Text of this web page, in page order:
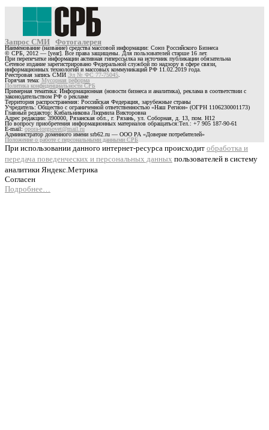
Запрос СМИ Фотогалерея
Наименование (название) средства массовой информации: Союз Российского Бизнеса
© СРБ, 2012 — [year]. Все права защищены. Для пользователей старше 16 лет.
При перепечатке информации активная гиперссылка на источник публикации обязательна
Сетевое издание зарегистрировано Федеральной службой по надзору в сфере связи,
информационных технологий и массовых коммуникаций РФ 11.02.2019 года.
Реестровая запись СМИ Эл № ФС 77-75045
Горячая тема: Мусорная реформа
Политика конфиденциальности СРБ
Примерная тематика: Информационная (новости бизнеса и аналитика), реклама в соответствии с
законодательством РФ о рекламе
Территория распространения: Российская Федерация, зарубежные страны
Учредитель: Общество с ограниченной ответственностью «Наш Регион» (ОГРН 1106230001173)
Главный редактор: Кибальникова Людмила Викторовна
Адрес редакции: 390000, Рязанская обл., г. Рязань, ул. Соборная, д. 13, пом. Н12
По вопросу приобретения информационных материалов обращаться:Тел.: +7 905 187-90-61
E-mail:opora-torgsovet@mail.ru
Администратор доменного имени srb62.ru — ООО РА «Доверие потребителей»
Положение о работе с персональными данными СРБ
При использовании данного интернет-ресурса происходит обработка и
передача поведенческих и персональных данных пользователей в систему
аналитики Яндекс.Метрика
Согласен
Подробнее…